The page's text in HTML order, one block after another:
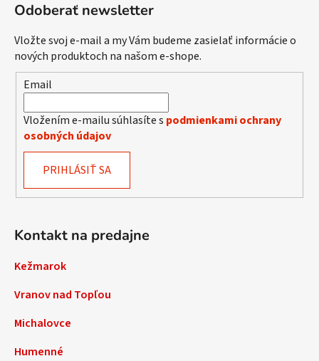
Odoberať newsletter
Vložte svoj e-mail a my Vám budeme zasielať informácie o
nových produktoch na našom e-shope.
Email
Vložením e-mailu súhlasíte s podmienkami ochrany
osobných údajov
PRIHLÁSIŤ SA
Kontakt na predajne
Kežmarok
Vranov nad Topľou
Michalovce
Humenné